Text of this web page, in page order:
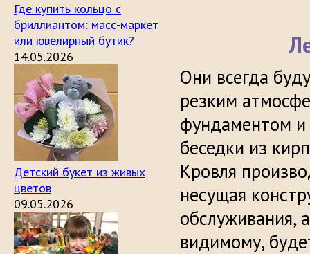
Где купить кольцо с
бриллиантом: масс-маркет
или ювелирный бутик?
14.05.2026
Детский букет из живых
цветов
09.05.2026
Они всегда
резким
фундаментом и
беседки из
Кровля
несущая
обслуживания,
видимому,